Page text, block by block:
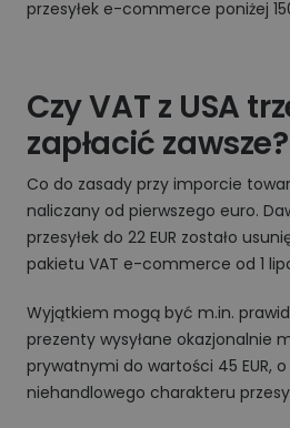
przesyłek e-commerce poniżej
Czy VAT z USA
zapłacić zawsze?
Co do zasady przy imporcie
naliczany od pierwszego euro.
przesyłek do 22 EUR zostało
pakietu VAT e-commerce od 1
Wyjątkiem mogą być m.in.
prezenty wysyłane okazjonalnie
prywatnymi do wartości 45 EUR,
niehandlowego charakteru